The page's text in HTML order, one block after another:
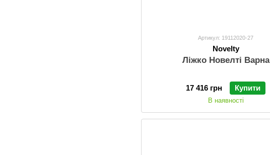
Артикул: 19112020-27
Novelty
Ліжко Новелті Варна
17 416 грн Купити
В наявності